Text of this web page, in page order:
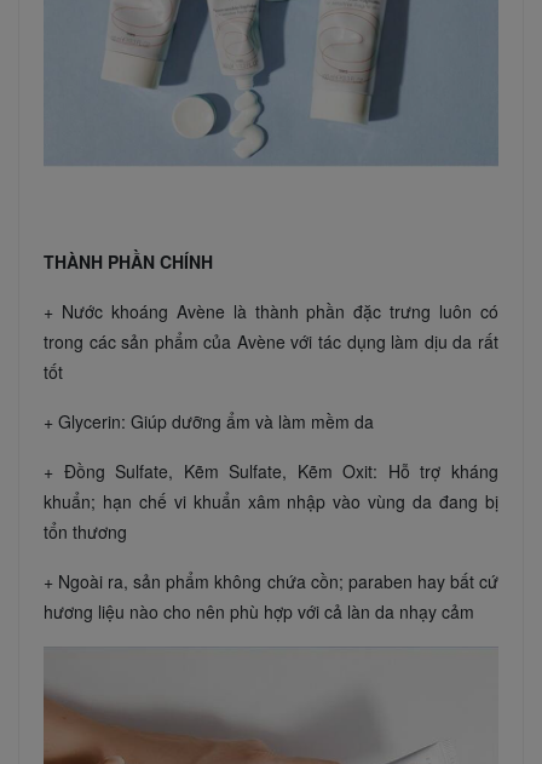
THÀNH PHẦN CHÍNH
+ Nước khoáng Avène là thành phần đặc trưng luôn có
trong các sản phẩm của Avène với tác dụng làm dịu da rất
tốt
+ Glycerin: Giúp dưỡng ẩm và làm mềm da
+ Đồng Sulfate, Kẽm Sulfate, Kẽm Oxit: Hỗ trợ kháng
khuẩn; hạn chế vi khuẩn xâm nhập vào vùng da đang bị
tổn thương
+ Ngoài ra, sản phẩm không chứa cồn; paraben hay bất cứ
hương liệu nào cho nên phù hợp với cả làn da nhạy cảm